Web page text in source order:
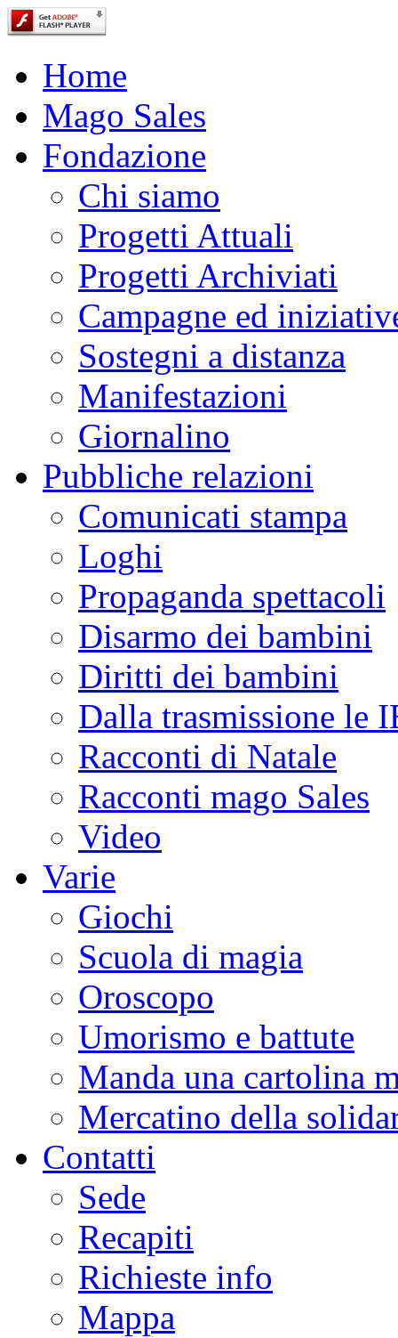
Home
Mago Sales
Fondazione
Chi siamo
Progetti Attuali
Progetti Archiviati
Campagne ed
Sostegni a distanza
Manifestazioni
Giornalino
Pubbliche relazioni
Comunicati stampa
Loghi
Propaganda spettacoli
Disarmo dei bambini
Diritti dei bambini
Dalla trasmissione le
Racconti di Natale
Racconti mago Sales
Video
Varie
Giochi
Scuola di magia
Oroscopo
Umorismo e battute
Manda una cartolina
Mercatino della
Contatti
Sede
Recapiti
Richieste info
Mappa